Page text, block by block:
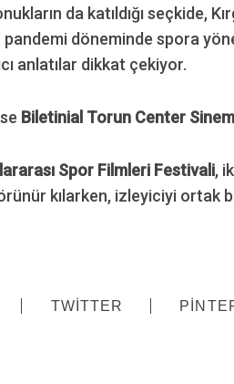
da katıldığı seçkide,
pandemi döneminde spora
anlatılar dikkat çekiyor.
Biletinial Torun Center
Spor Filmleri Festivali,
kılarken, izleyiciyi
TWITTER